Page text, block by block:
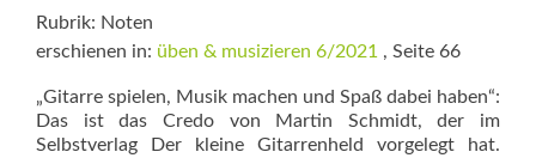
Rubrik: Noten
erschienen in: üben & musizieren 6/2021 , Seite 66
„Gitarre spielen, Musik machen und Spaß dabei haben“:
Das ist das Credo von Martin Schmidt, der im
Selbstverlag Der kleine Gitarrenheld vorgelegt hat.